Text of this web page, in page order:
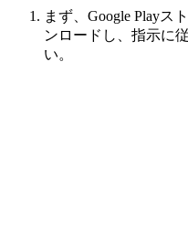
まず、Google Playス
ンロードし、指示に
い。